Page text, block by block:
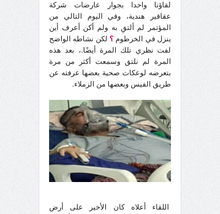
لقاؤنا واحدا بجوار عارضات شركة
عقاقير هندية، وفي اليوم التالي من
المؤتمر لم ألتقِ به ولم أكن أعرف أين
ينزل في الخرطوم ؟ لكن نشاطه الواضح
لفت نظري تلك المرة أيضًا.، بعد هذه
المرة لم نلتق وسمعت أكثر من مرة
بتعرضه لوعكات صحية بعضها عرفته عن
طريق الفيس وبعضها من الزملاء.
اللقاء أعلاه كان الأخير على أرض